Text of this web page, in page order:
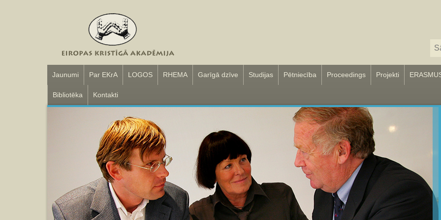
Jaunumi Par EKrA LOGOS RHEMA Garīgā dzīve Studijas Pētniecība Proceedings Projekti
Bibliotēka Kontakti